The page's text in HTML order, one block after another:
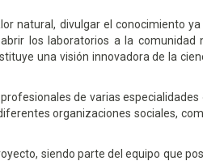
natural, divulgar el conocimiento
los laboratorios a la
una visión innovadora de la
de varias
organizaciones sociales,
siendo parte del equipo que